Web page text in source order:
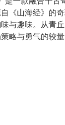
《山海经》的
与趣味。从青
略与勇气的较量